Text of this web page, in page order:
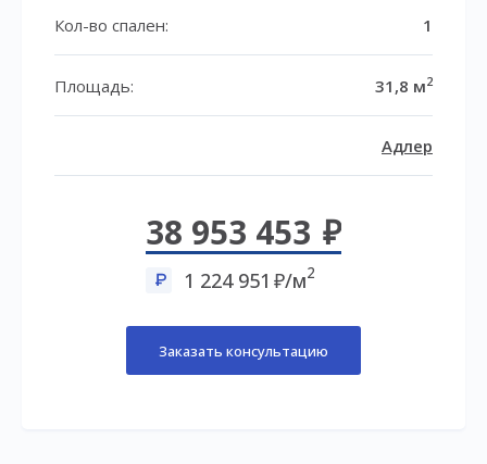
Кол-во спален: 1
Площадь: 31,8 м2
Адлер
38 953 453
1 224 951 /м2
Заказать консультацию